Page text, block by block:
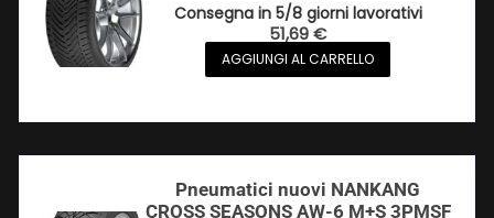
Consegna in 5/8 giorni lavorativi
51,69€
AGGIUNGI AL CARRELLO
Pneumatici nuovi NANKANG
CROSS SEASONS AW-6 M+S 3PMSF